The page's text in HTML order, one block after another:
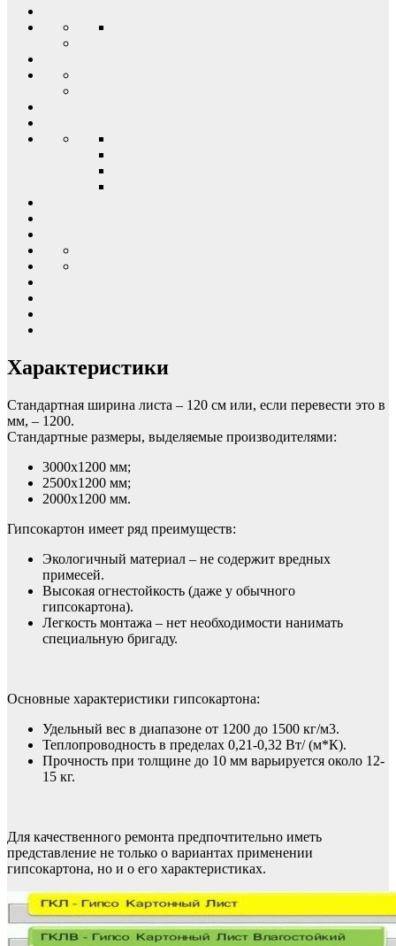
Характеристики
Стандартная ширина листа – 120 см или, если перевести это в
мм, – 1200.
Стандартные размеры, выделяемые производителями:
3000х1200 мм;
2500х1200 мм;
2000х1200 мм.
Гипсокартон имеет ряд преимуществ:
Экологичный материал – не содержит вредных
примесей.
Высокая огнестойкость (даже у обычного
гипсокартона).
Легкость монтажа – нет необходимости нанимать
специальную бригаду.
Основные характеристики гипсокартона:
Удельный вес в диапазоне от 1200 до 1500 кг/м3.
Теплопроводность в пределах 0,21-0,32 Вт/ (м*К).
Прочность при толщине до 10 мм варьируется около 12-
15 кг.
Для качественного ремонта предпочтительно иметь
представление не только о вариантах применении
гипсокартона, но и о его характеристиках.